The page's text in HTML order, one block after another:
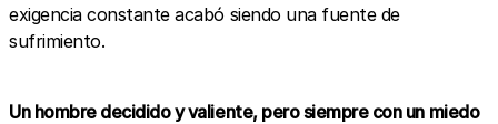
exigencia constante acabó siendo una fuente de
sufrimiento.
Un hombre decidido y valiente, pero siempre con un miedo